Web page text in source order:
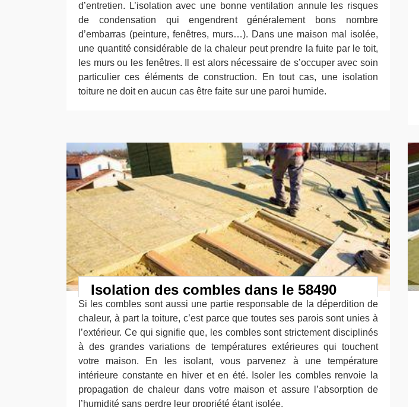
d’entretien. L’isolation avec une bonne ventilation annule les risques
de condensation qui engendrent généralement bons nombre
d’embarras (peinture, fenêtres, murs…). Dans une maison mal isolée,
une quantité considérable de la chaleur peut prendre la fuite par le toit,
les murs ou les fenêtres. Il est alors nécessaire de s’occuper avec soin
particulier ces éléments de construction. En tout cas, une isolation
toiture ne doit en aucun cas être faite sur une paroi humide.
Isolation des combles dans le 58490
Si les combles sont aussi une partie responsable de la déperdition de
chaleur, à part la toiture, c’est parce que toutes ses parois sont unies à
l’extérieur. Ce qui signifie que, les combles sont strictement disciplinés
à des grandes variations de températures extérieures qui touchent
votre maison. En les isolant, vous parvenez à une température
intérieure constante en hiver et en été. Isoler les combles renvoie la
propagation de chaleur dans votre maison et assure l’absorption de
l’humidité sans perdre leur propriété étant isolée.